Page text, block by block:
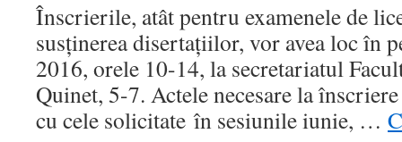
Înscrierile, atât pentru examenele de
susținerea disertațiilor, vor avea loc în
2016, orele 10-14, la secretariatul
Quinet, 5-7. Actele necesare la
cu cele solicitate în sesiunile iunie, …